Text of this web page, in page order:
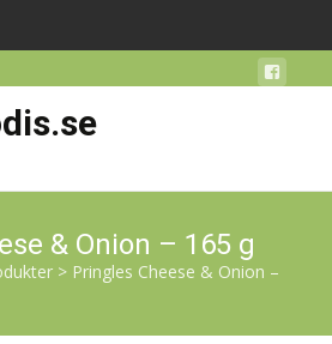
& Onion – 165 g
> Pringles Cheese & Onion –